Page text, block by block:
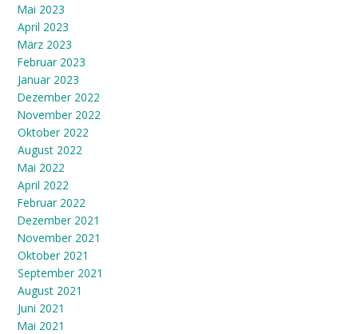
Mai 2023
April 2023
März 2023
Februar 2023
Januar 2023
Dezember 2022
November 2022
Oktober 2022
August 2022
Mai 2022
April 2022
Februar 2022
Dezember 2021
November 2021
Oktober 2021
September 2021
August 2021
Juni 2021
Mai 2021